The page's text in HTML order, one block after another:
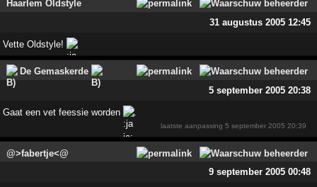
Haarlem Oldstyle
31 augustus 2005 12:45
Vette Oldstyle!
De Gemaskerde
5 september 2005 20:38
Gaat een vet feessie worden .
laatste aanpassing5 september 2005 20:39
@>fabertje<@
9 september 2005 00:48